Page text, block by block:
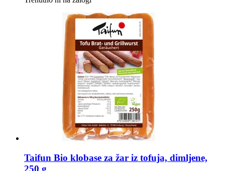
Taifun Bio klobase za žar iz tofuja, dimljene,
250 g